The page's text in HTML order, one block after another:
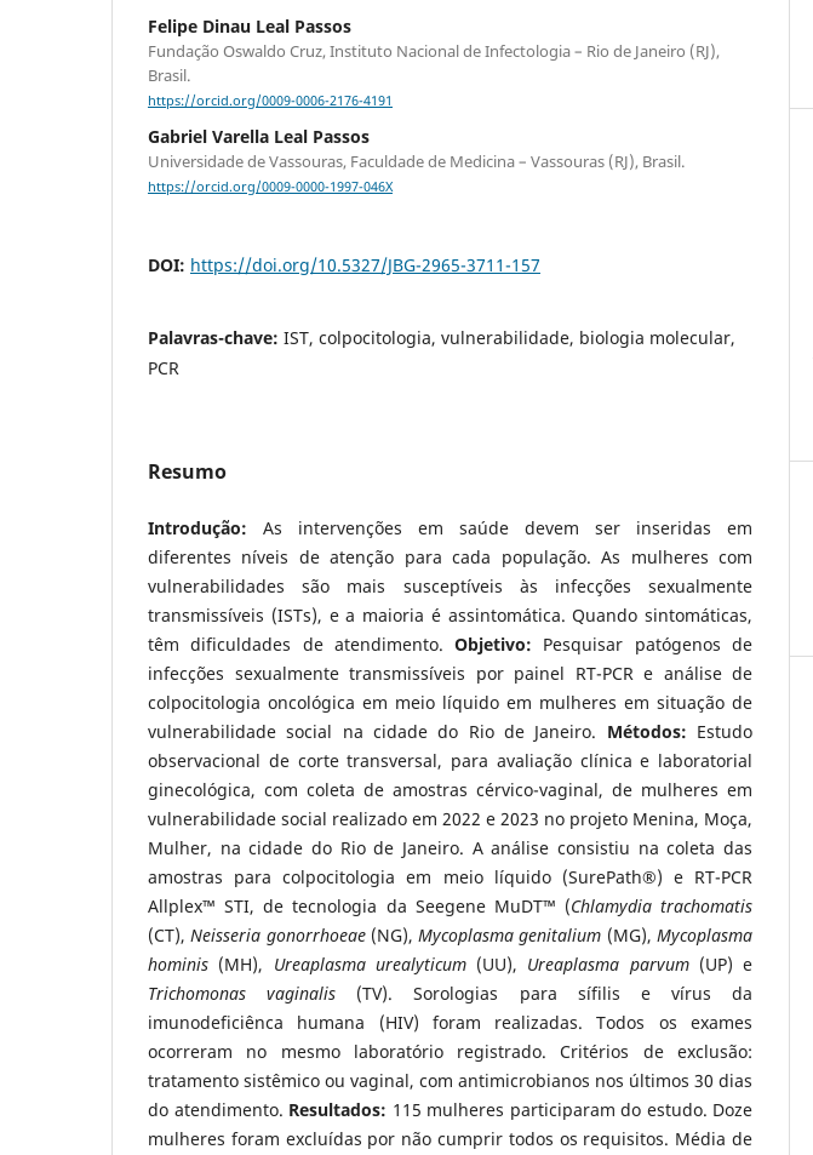
Felipe Dinau Leal Passos
Fundação Oswaldo Cruz, Instituto Nacional de Infectologia – Rio de Janeiro (RJ),
Brasil.
https://orcid.org/0009-0006-2176-4191
Gabriel Varella Leal Passos
Universidade de Vassouras, Faculdade de Medicina – Vassouras (RJ), Brasil.
https://orcid.org/0009-0000-1997-046X
DOI: https://doi.org/10.5327/JBG-2965-3711-157
Palavras-chave: IST, colpocitologia, vulnerabilidade, biologia molecular,
PCR
Resumo
Introdução: As intervenções em saúde devem ser inseridas em
diferentes níveis de atenção para cada população. As mulheres com
vulnerabilidades são mais susceptíveis às infecções sexualmente
transmissíveis (ISTs), e a maioria é assintomática. Quando sintomáticas,
têm dificuldades de atendimento.Objetivo: Pesquisar patógenos de
infecções sexualmente transmissíveis por painel RT-PCR e análise de
colpocitologia oncológica em meio líquido em mulheres em situação de
vulnerabilidade social na cidade do Rio de Janeiro. Métodos: Estudo
observacional de corte transversal, para avaliação clínica e laboratorial
ginecológica, com coleta de amostras cérvico-vaginal, de mulheres em
vulnerabilidade social realizado em 2022 e 2023 no projeto Menina, Moça,
Mulher, na cidade do Rio de Janeiro. A análise consistiu na coleta das
amostras para colpocitologia em meio líquido (SurePath®) e RT-PCR
Allplex™ STI, de tecnologia da Seegene MuDT™ (Chlamydia trachomatis
(CT),Neisseria gonorrhoeae(NG),Mycoplasma genitalium (MG),Mycoplasma
hominis (MH), Ureaplasma urealyticum(UU), Ureaplasma parvum(UP) e
Trichomonas vaginalis (TV). Sorologias para sífilis e vírus da
imunodeficiênca humana (HIV) foram realizadas. Todos os exames
ocorreram no mesmo laboratório registrado. Critérios de exclusão:
tratamento sistêmico ou vaginal, com antimicrobianos nos últimos 30 dias
do atendimento. Resultados: 115 mulheres participaram do estudo. Doze
mulheres foram excluídas por não cumprir todos os requisitos. Média de